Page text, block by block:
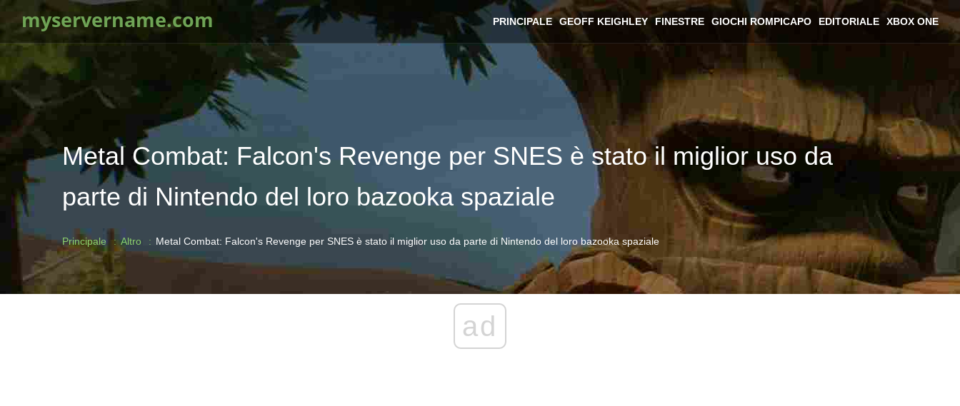
myservername.com PRINCIPALE GEOFF KEIGHLEY FINESTRE GIOCHI ROMPICAPO EDITORIALE XBOX ONE
Metal Combat: Falcon's Revenge per SNES è stato il miglior uso da
parte di Nintendo del loro bazooka spaziale
Principale Altro Metal Combat: Falcon's Revenge per SNES è stato il miglior uso da parte di Nintendo del loro bazooka spaziale
ad